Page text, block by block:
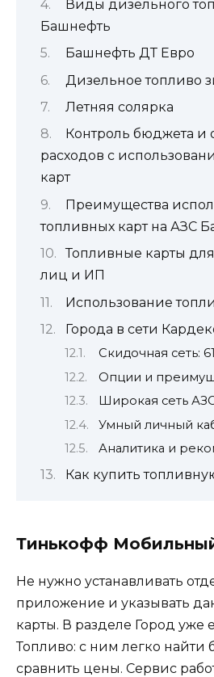
Виды дизельного
Башнефть
Башнефть ДТ Евро
Дизельное топливо
Летняя солярка
Контроль бюджета и
расходов с
карт
Преимущества
топливных карт на АЗС
Топливные карты
лиц и ИП
Использование
Города в сети
Скидочная сеть:
Опции и
Широкая сеть
Умный личный
Аналитика и
Как купить
Тинькофф
Не нужно устанавливать
приложение и указывать
карты. В разделе Город уже
Топливо: с ним легко
сравнить цены. Сервис